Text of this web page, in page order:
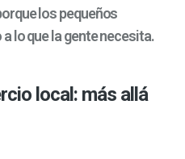
los pequeños
lo que la gente necesita.
local: más allá